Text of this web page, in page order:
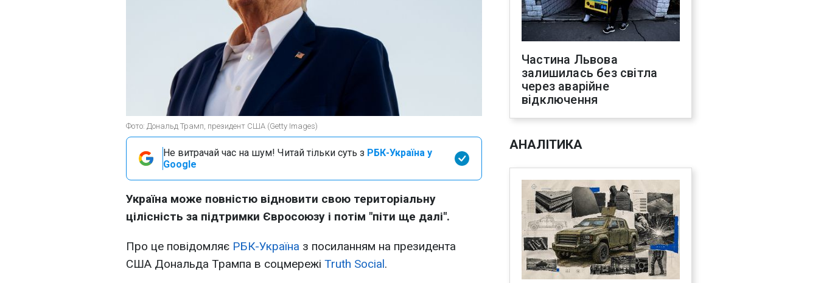
Фото: Дональд Трамп, президент США (Getty Images)
Не витрачай час на шум! Читай тільки суть з РБК-Україна у
Google
Україна може повністю відновити свою територіальну
цілісність за підтримки Євросоюзу і потім "піти ще далі".
Про це повідомляє РБК-Україна з посиланням на президента
США Дональда Трампа в соцмережі Truth Social.
Частина Львова
залишилась без світла
через аварійне
відключення
АНАЛІТИКА